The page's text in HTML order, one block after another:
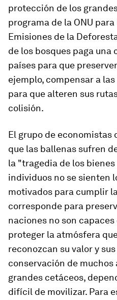
protección de los
programa de la ONU
Emisiones de la
de los bosques paga una
países para que
ejemplo, compensar a
para que alteren sus
colisión.
El grupo de economistas
que las ballenas sufren
la "tragedia de los
individuos no se sienten
motivados para cumplir
corresponde para
naciones no son
proteger la atmósfera
reconozcan su valor y
conservación de muchos
grandes cetáceos,
difícil de movilizar. Para